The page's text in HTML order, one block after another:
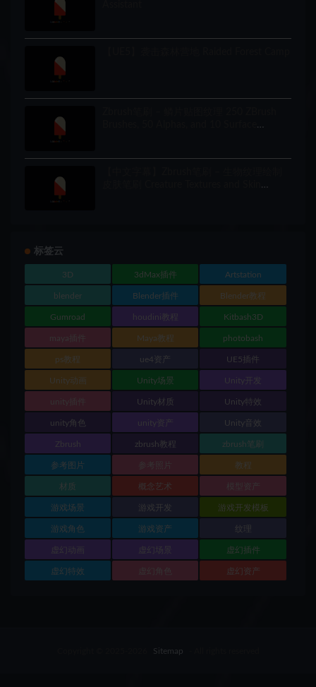
标签云
3D 3dMax插件 Artstation
blender Blender插件 Blender教程
Gumroad houdini教程 Kitbash3D
maya插件 Maya教程 photobash
ps教程 ue4资产 UE5插件
Unity动画 Unity场景 Unity开发
unity插件 Unity材质 Unity特效
unity角色 unity资产 Unity音效
Zbrush zbrush教程 zbrush笔刷
参考图片 参考照片 教程
材质 概念艺术 模型资产
游戏场景 游戏开发 游戏开发模板
游戏角色 游戏资产 纹理
虚幻动画 虚幻场景 虚幻插件
虚幻特效 虚幻角色 虚幻资产
Sitemap